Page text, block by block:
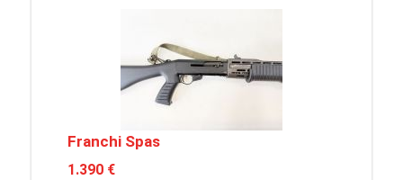
Franchi Spas
1.390 €